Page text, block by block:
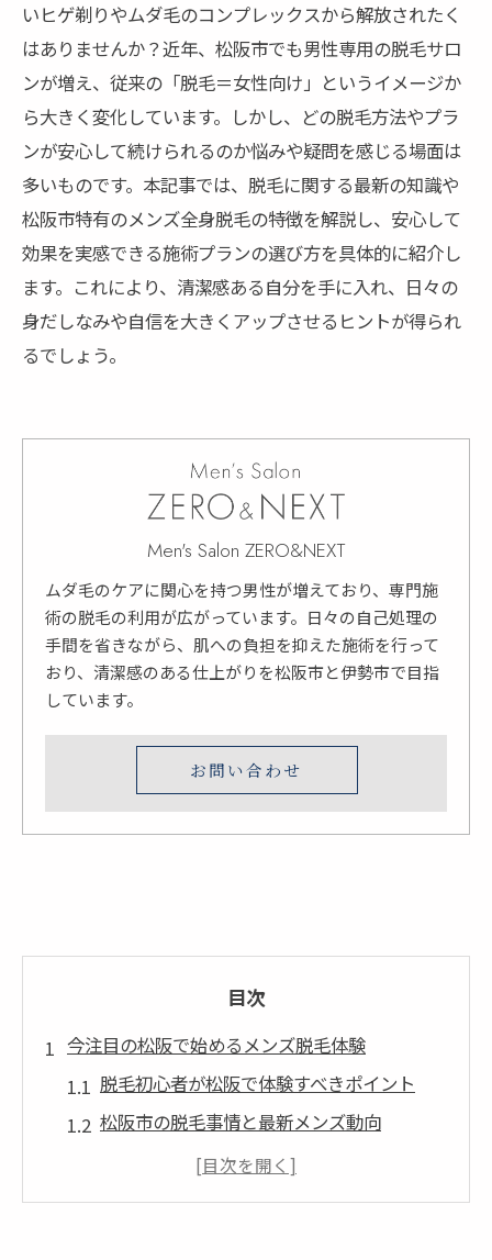
いヒゲ剃りやムダ毛のコンプレックスから解放されたく
はありませんか？近年、松阪市でも男性専用の脱毛サロ
ンが増え、従来の「脱毛＝女性向け」というイメージか
ら大きく変化しています。しかし、どの脱毛方法やプラ
ンが安心して続けられるのか悩みや疑問を感じる場面は
多いものです。本記事では、脱毛に関する最新の知識や
松阪市特有のメンズ全身脱毛の特徴を解説し、安心して
効果を実感できる施術プランの選び方を具体的に紹介し
ます。これにより、清潔感ある自分を手に入れ、日々の
身だしなみや自信を大きくアップさせるヒントが得られ
るでしょう。
Men's Salon ZERO&NEXT
ムダ毛のケアに関心を持つ男性が増えており、専門施
術の脱毛の利用が広がっています。日々の自己処理の
手間を省きながら、肌への負担を抑えた施術を行って
おり、清潔感のある仕上がりを松阪市と伊勢市で目指
しています。
お問い合わせ
目次
今注目の松阪で始めるメンズ脱毛体験
脱毛初心者が松阪で体験すべきポイント
松阪市の脱毛事情と最新メンズ動向
三重県で選ばれる脱毛の安心ポイント
脱毛が変える松阪メンズの身だしなみ